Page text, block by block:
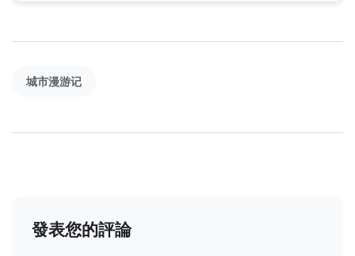
城市漫游记
發表您的評論